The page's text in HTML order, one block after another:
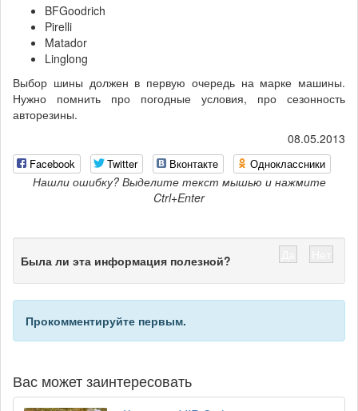
BFGoodrich
Pirelli
Matador
Linglong
Выбор шины должен в первую очередь на марке машины.
Нужно помнить про погодные условия, про сезонность
авторезины.
08.05.2013
Facebook Twitter Вконтакте Одноклассники
Нашли ошибку? Выделите текст мышью и нажмите
Ctrl+Enter
Была ли эта информация полезной?
Прокомментируйте первым.
Вас может заинтересовать